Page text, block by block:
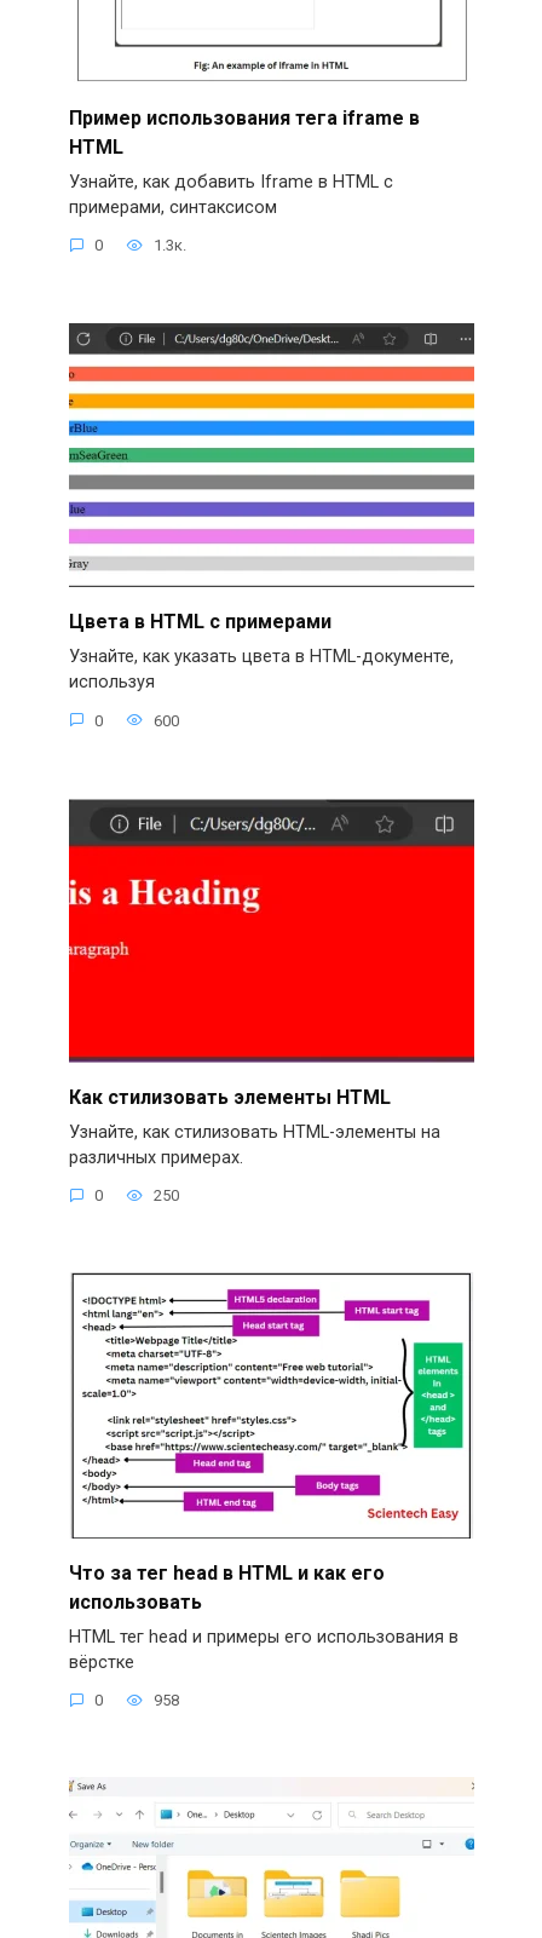
Пример использования тега iframe в
HTML
Узнайте, как добавить Iframe в HTML с
примерами, синтаксисом
0 1.3к.
Цвета в HTML с примерами
Узнайте, как указать цвета в HTML-документе,
используя
0 600
Как стилизовать элементы HTML
Узнайте, как стилизовать HTML-элементы на
различных примерах.
0 250
Что за тег head в HTML и как его
использовать
HTML тег head и примеры его использования в
вёрстке
0 958